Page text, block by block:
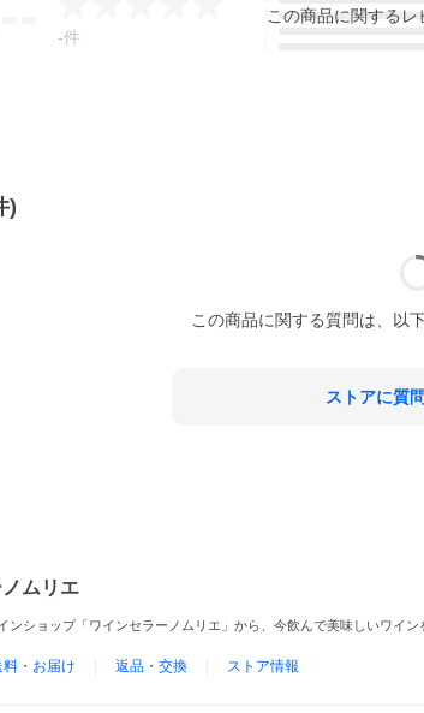
-件
この商品に関するレ
)
この商品に関する質問は、以
ストアに質
ムリエ
ンショップ「ワインセラーノムリエ」から、今飲んで美味しいワイン
料・お届け 返品・交換 ストア情報